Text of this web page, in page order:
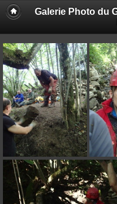
Galerie Photo du